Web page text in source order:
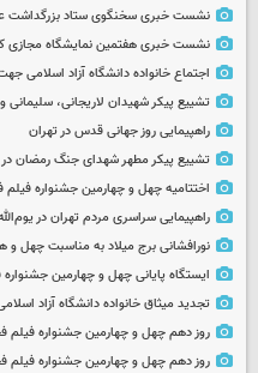
نشست خبری سخنگوی ستاد بزرگداشت
نشست خبری هفتمین نمایشگاه مجازی
اجتماع خانواده دانشگاه آزاد اسلامی
تشییع پیکر شهیدان لاریجانی، سلیمانی
راهپیمایی روز جهانی قدس در تهران
تشییع پیکر مطهر شهدای جنگ رمضان در
اختتامیه چهل و چهارمین جشنواره فیلم
راهپیمایی سراسری مردم تهران در یوم‌الله ۲۲
نورافشانی برج میلاد به مناسبت چهل‌ و
ایستگاه پایانی چهل و چهارمین
تجدید میثاق خانواده دانشگاه آزاد
روز دهم چهل و چهارمین جشنواره فیلم
روز دهم چهل و چهارمین جشنواره فیلم